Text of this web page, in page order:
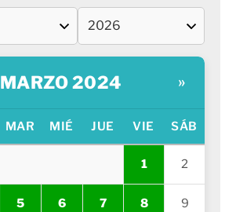
MARZO 2024 »
MAR MIÉ JUE VIE SÁB
1 2
5 6 7 8 9